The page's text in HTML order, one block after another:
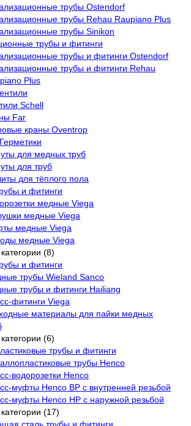
трубы Ostendorf
трубы Rehau Raupiano Plus
трубы Sinikon
трубы и фитинги
трубы и фитинги Ostendorf
трубы и фитинги Rehau
Plus
Schell
Far
краны Oventrop
для медных труб
для труб
для тёплого пола
и фитинги
медные Viega
медные Viega
медные Viega
медные Viega
(8)
и фитинги
трубы Wieland Sanco
трубы и фитинги Hailiang
фитинги Viega
материалы для пайки медных
(6)
трубы и фитинги
трубы Henco
водорозетки Henco
муфты Henco ВР с внутренней резьбой
муфты Henco НР с наружной резьбой
(17)